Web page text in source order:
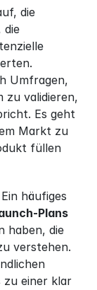
die
die
Umfragen,
zu validieren,
Es geht
Markt zu
füllen
häufiges
Plans
haben, die
verstehen.
zu einer klar